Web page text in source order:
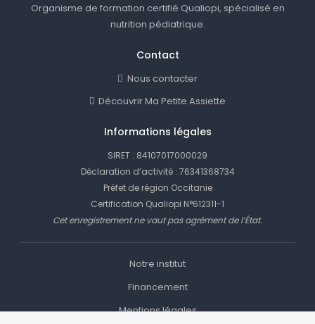
Organisme de formation certifié Qualiopi, spécialisé en
nutrition pédiatrique.
Contact
Nous contacter
Découvrir Ma Petite Assiette
Informations légales
SIRET : 84107017000029
Déclaration d’activité : 76341368734
Préfet de région Occitanie
Certification Qualiopi N°612311-1
Cet enregistrement ne vaut pas agrément de l’État.
Notre institut
Financement
Mentions légales